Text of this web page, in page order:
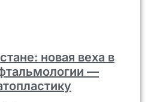
новая веха в
—